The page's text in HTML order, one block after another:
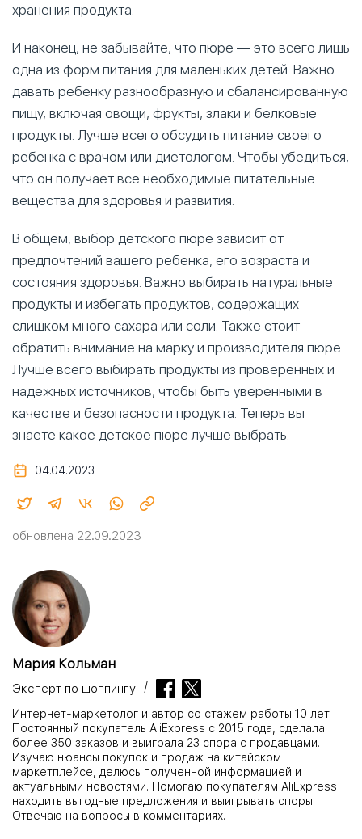
хранения продукта.
И наконец, не забывайте, что пюре — это всего лишь
одна из форм питания для маленьких детей. Важно
давать ребенку разнообразную и сбалансированную
пищу, включая овощи, фрукты, злаки и белковые
продукты. Лучше всего обсудить питание своего
ребенка с врачом или диетологом. Чтобы убедиться,
что он получает все необходимые питательные
вещества для здоровья и развития.
В общем, выбор детского пюре зависит от
предпочтений вашего ребенка, его возраста и
состояния здоровья. Важно выбирать натуральные
продукты и избегать продуктов, содержащих
слишком много сахара или соли. Также стоит
обратить внимание на марку и производителя пюре.
Лучше всего выбирать продукты из проверенных и
надежных источников, чтобы быть уверенными в
качестве и безопасности продукта. Теперь вы
знаете какое детское пюре лучше выбрать.
04.04.2023
обновлена 22.09.2023
Мария Кольман
Эксперт по шоппингу
Интернет-маркетолог и автор со стажем работы 10 лет.
Постоянный покупатель AliExpress с 2015 года, сделала
более 350 заказов и выиграла 23 спора с продавцами.
Изучаю нюансы покупок и продаж на китайском
маркетплейсе, делюсь полученной информацией и
актуальными новостями. Помогаю покупателям AliExpress
находить выгодные предложения и выигрывать споры.
Отвечаю на вопросы в комментариях.